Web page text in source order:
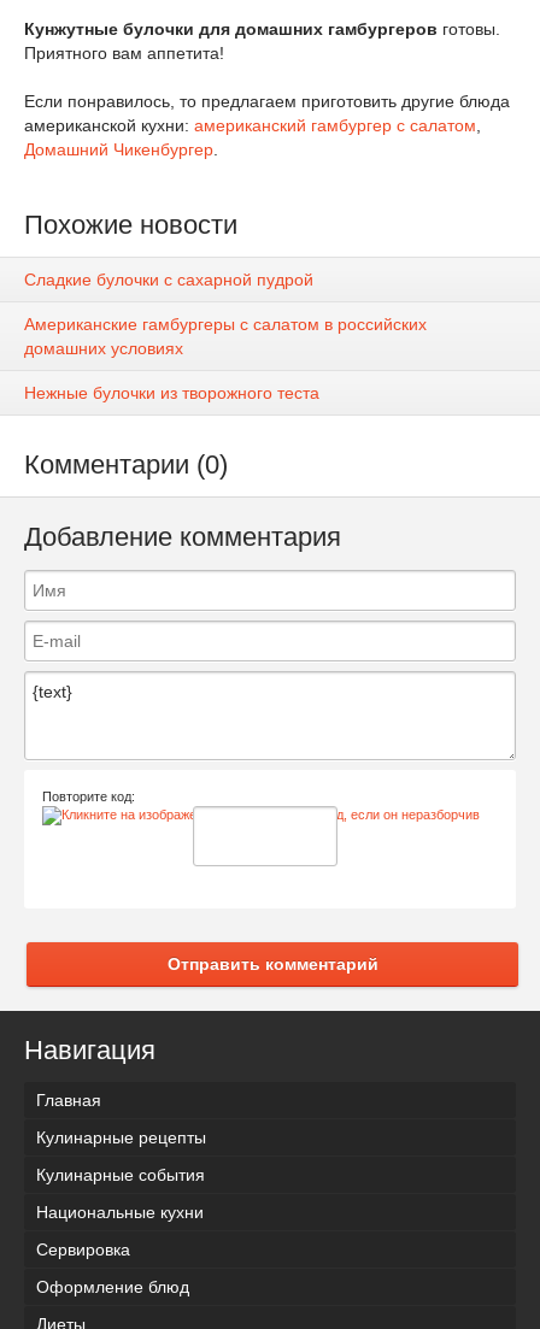
Кунжутные булочки для домашних гамбургеров готовы.
Приятного вам аппетита!
Если понравилось, то предлагаем приготовить другие блюда
американской кухни: американский гамбургер с салатом
Домашний Чикенбургер
Похожие новости
Сладкие булочки с сахарной пудрой
Американские гамбургеры с салатом в российских
домашних условиях
Нежные булочки из творожного теста
Комментарии (0)
Добавление комментария
Повторите код:
Отправить комментарий
Навигация
Главная
Кулинарные рецепты
Кулинарные события
Национальные кухни
Сервировка
Оформление блюд
Диеты